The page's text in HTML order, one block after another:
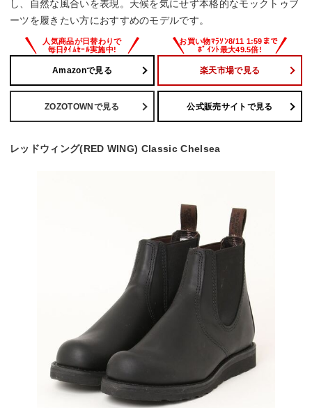
し、自然な風合いを表現。天候を気にせず本格的なモックトゥブ
ーツを履きたい方におすすめのモデルです。
Amazonで見る 楽天市場で見る
ZOZOTOWNで見る 公式販売サイトで見る
レッドウィング(RED WING) Classic Chelsea